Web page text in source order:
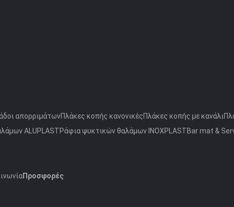
απορριμάτωνΠλάκες κοπής κανονικέςΠλάκες κοπής με κανάλι
ALUPLASTΡάφια ψυκτικών θαλάμων INOXPLASTBar mat &
Προσφορές